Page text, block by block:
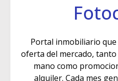
Portal inmobiliario
oferta del mercado,
mano como
alquiler. Cada mes